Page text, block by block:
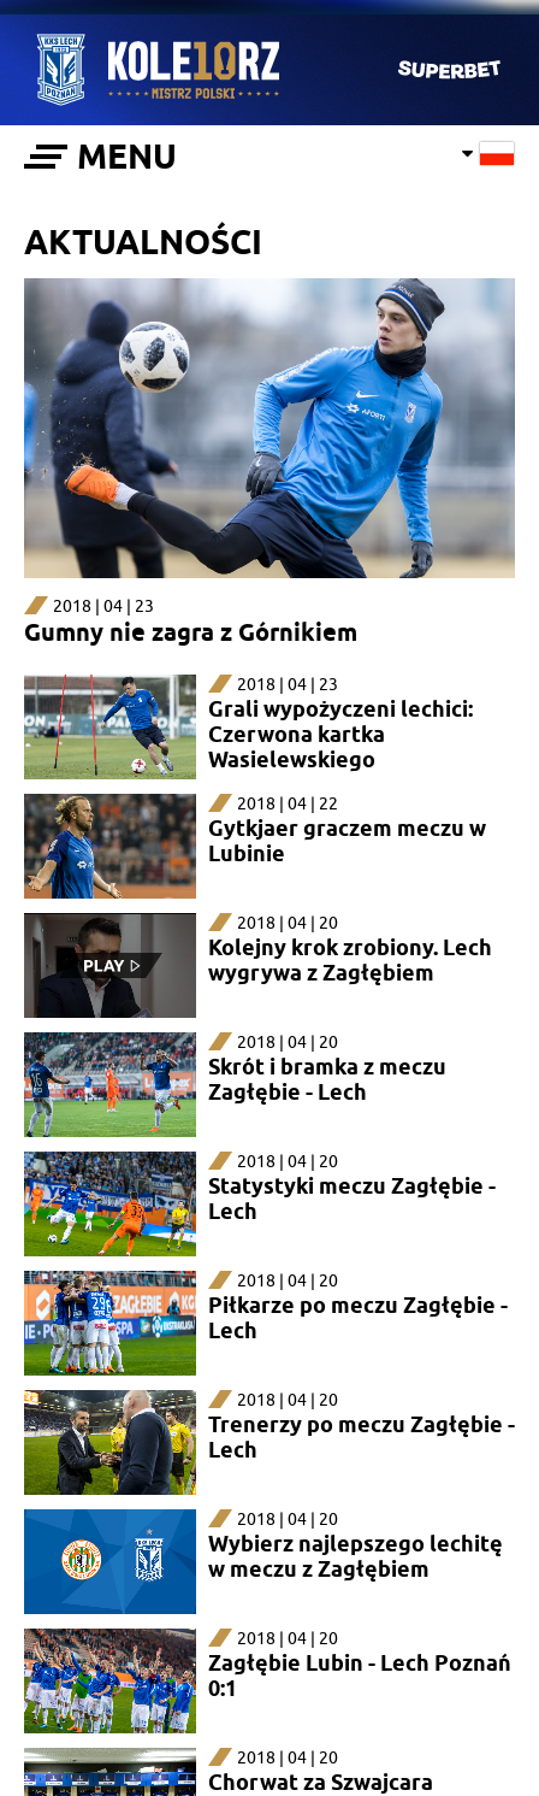
MENU
AKTUALNOŚCI
2018 | 04 | 23
Gumny nie zagra z Górnikiem
2018 | 04 | 23
Grali wypożyczeni lechici:
Czerwona kartka
Wasielewskiego
2018 | 04 | 22
Gytkjaer graczem meczu w
Lubinie
2018 | 04 | 20
Kolejny krok zrobiony. Lech
wygrywa z Zagłębiem
2018 | 04 | 20
Skrót i bramka z meczu
Zagłębie - Lech
2018 | 04 | 20
Statystyki meczu Zagłębie -
Lech
2018 | 04 | 20
Piłkarze po meczu Zagłębie -
Lech
2018 | 04 | 20
Trenerzy po meczu Zagłębie -
Lech
2018 | 04 | 20
Wybierz najlepszego lechitę
w meczu z Zagłębiem
2018 | 04 | 20
Zagłębie Lubin - Lech Poznań
0:1
2018 | 04 | 20
Chorwat za Szwajcara